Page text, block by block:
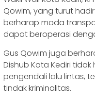
Qowim, yang turut
berharap moda
dapat beroperasi
Gus Qowim juga
Dishub Kota Kediri
pengendali lalu lintas,
tindak kriminalitas.